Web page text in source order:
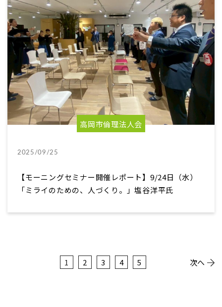
高岡市倫理法人会
2025/09/25
【モーニングセミナー開催レポート】9/24日（水）
「ミライのための、人づくり。」塩谷洋平氏
1 2 3 4 5 次へ